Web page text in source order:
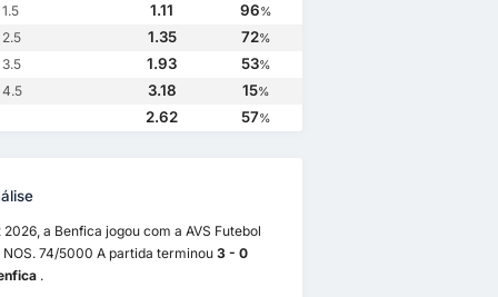
1.11 96%
1.35 72%
1.93 53%
3.18 15%
2.62 57%
2026, a Benfica jogou com a AVS Futebol
NOS. 74/5000 A partida terminou 3 - 0
.